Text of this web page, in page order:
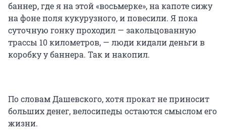
баннер, где я на этой «восьмерке», на капоте сижу
на фоне поля кукурузного, и повесили. Я пока
суточную гонку проходил — закольцованную
трассы 10 километров, — люди кидали деньги в
коробку у баннера. Так и накопил.
По словам Дашевского, хотя прокат не приносит
больших денег, велосипеды остаются смыслом его
жизни.